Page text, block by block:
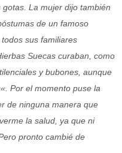
La mujer dijo también
de un famoso
sus familiares
Suecas curaban, como
y bubones, aunque
Por el momento puse la
de ninguna manera que
la salud, ya que ni
pronto cambié de